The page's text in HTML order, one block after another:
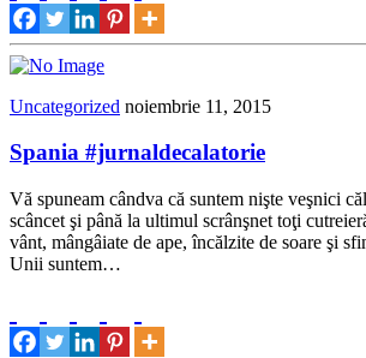
Uncategorized noiembrie 11, 2015
Spania #jurnaldecalatorie
Vă spuneam cândva că suntem nişte veşnici
scâncet şi până la ultimul scrânşnet toţi
vânt, mângâiate de ape, încălzite de soare şi
Unii suntem…